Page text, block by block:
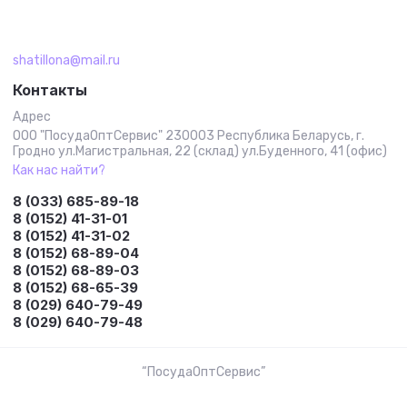
shatillona@mail.ru
Контакты
Адрес
ООО "ПосудаОптСервис" 230003 Республика Беларусь, г.
Гродно ул.Магистральная, 22 (склад) ул.Буденного, 41 (офис)
Как нас найти?
8 (033) 685-89-18
8 (0152) 41-31-01
8 (0152) 41-31-02
8 (0152) 68-89-04
8 (0152) 68-89-03
8 (0152) 68-65-39
8 (029) 640-79-49
8 (029) 640-79-48
“ПосудаОптСервис”